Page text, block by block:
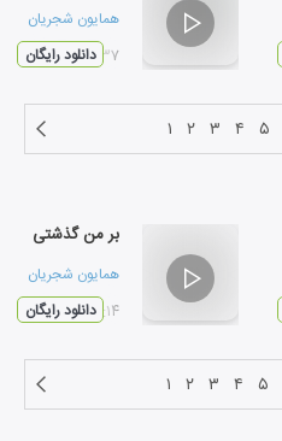
همایون شجریان
۰۵:۳۷دانلود رایگان
۱ ۲ ۳ ۴ ۵
بر من گذشتی
همایون شجریان
۰۳:۱۴دانلود رایگان
۱ ۲ ۳ ۴ ۵